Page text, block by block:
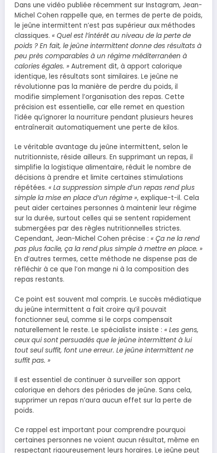
Dans une vidéo publiée récemment sur Instagram, Jean-
Michel Cohen rappelle que, en termes de perte de poids,
le jeûne intermittent n’est pas supérieur aux méthodes
classiques. « Quel est l’intérêt au niveau de la perte de
poids ? En fait, le jeûne intermittent donne des résultats à
peu près comparables à un régime méditerranéen à
calories égales. » Autrement dit, à apport calorique
identique, les résultats sont similaires. Le jeûne ne
révolutionne pas la manière de perdre du poids, il
modifie simplement l’organisation des repas. Cette
précision est essentielle, car elle remet en question
l’idée qu’ignorer la nourriture pendant plusieurs heures
entraînerait automatiquement une perte de kilos.
Le véritable avantage du jeûne intermittent, selon le
nutritionniste, réside ailleurs. En supprimant un repas, il
simplifie la logistique alimentaire, réduit le nombre de
décisions à prendre et limite certaines stimulations
répétées. « La suppression simple d’un repas rend plus
simple la mise en place d’un régime », explique-t-il. Cela
peut aider certaines personnes à maintenir leur régime
sur la durée, surtout celles qui se sentent rapidement
submergées par des règles nutritionnelles strictes.
Cependant, Jean-Michel Cohen précise : « Ça ne la rend
pas plus facile, ça la rend plus simple à mettre en place. »
En d’autres termes, cette méthode ne dispense pas de
réfléchir à ce que l’on mange ni à la composition des
repas restants.
Ce point est souvent mal compris. Le succès médiatique
du jeûne intermittent a fait croire qu’il pouvait
fonctionner seul, comme si le corps compensait
naturellement le reste. Le spécialiste insiste : « Les gens,
ceux qui sont persuadés que le jeûne intermittent à lui
tout seul suffit, font une erreur. Le jeûne intermittent ne
suffit pas. »
Il est essentiel de continuer à surveiller son apport
calorique en dehors des périodes de jeûne. Sans cela,
supprimer un repas n’aura aucun effet sur la perte de
poids.
Ce rappel est important pour comprendre pourquoi
certaines personnes ne voient aucun résultat, même en
respectant rigoureusement leurs horaires. Le jeûne peut